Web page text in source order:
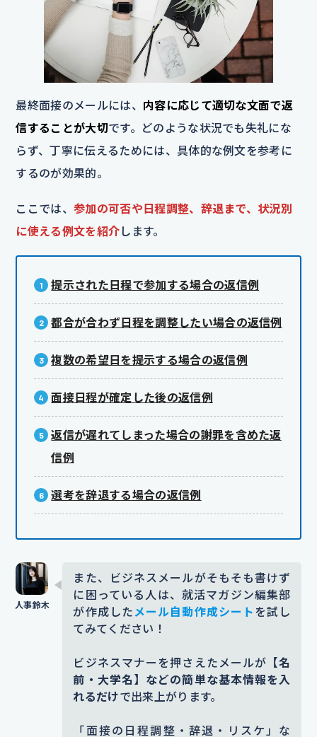
最終面接のメールには、 内容に応じて適切な文面で返
信することが大切です。どのような状況でも失礼にな
らず、丁寧に伝えるためには、具体的な例文を参考に
するのが効果的。
ここでは、 参加の可否や日程調整、辞退まで、状況別
に使える例文を紹介 します。
提示された日程で参加する場合の返信例
都合が合わず日程を調整したい場合の返信例
複数の希望日を提示する場合の返信例
面接日程が確定した後の返信例
返信が遅れてしまった場合の謝罪を含めた返
信例
選考を辞退する場合の返信例
また、ビジネスメールがそもそも書けず
に困っている人は、就活マガジン編集部
が作成した メール自動作成シート を試し
てみてください！
ビジネスマナーを押さえたメールが 【名
前・大学名】などの簡単な基本情報を入
れるだけで出来上がります。
「面接の日程調整・辞退・リスケ」な